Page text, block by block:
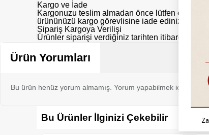
Kargo ve İade
Kargonuzu teslim almadan önce lütfen eksik,
ürününüzü kargo görevlisine iade ediniz.
Sipariş Kargoya Verilişi
Ürünler siparişi verdiğiniz tarihten itibaren aksi
Ürün Yorumları
Bu ürün henüz yorum almamış. Yorum yapabilmek için bu
Bu Ürünler İlginizi Çekebilir